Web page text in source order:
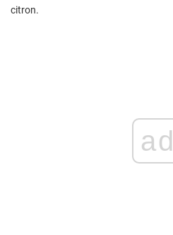
citron.
ad